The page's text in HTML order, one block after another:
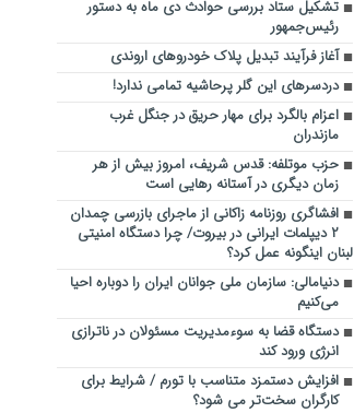
تشکیل ستاد بررسی حوادث دی‌ ماه به دستور
رئیس‌جمهور
آغاز فرآیند تبدیل پلاک خودروهای اروندی
دردسرهای این گلر پرحاشیه تمامی ندارد!
اعزام بالگرد برای مهار حریق در جنگل‌ غرب
مازندران
حزب موتلفه: قدس شریف، امروز بیش از هر
زمان دیگری در آستانه رهایی است
افشاگری روزنامه زاکانی از ماجرای بازرسی چمدان
۲ دیپلمات ایرانی در بیروت/ چرا دستگاه امنیتی
لبنان اینگونه عمل کرد؟
دنیامالی: سازمان ملی جوانان ایران را دوباره احیا
می‌کنیم
دستگاه قضا به سوءمدیریت‌ ‌مسئولان در ناترازی
انرژی ورود کند
افزایش دستمزد متناسب با تورم / شرایط برای
کارگران سخت‌تر می شود؟